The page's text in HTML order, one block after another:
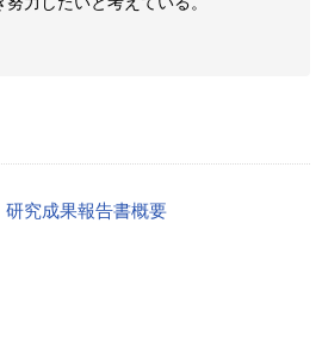
研究成果報告書概要